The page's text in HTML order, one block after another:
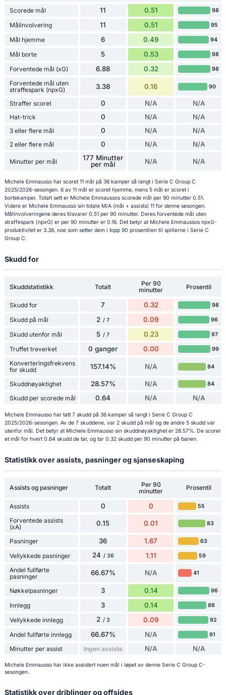
Scorede mål 11 0.51 98
Målinvolvering 11 0.51 95
Mål hjemme 6 0.49 94
Mål borte 5 0.53 98
Forventede mål (xG) 6.88 0.32 98
Forventede mål uten
straffespark (npxG)
3.38 0.16 90
Straffer scoret 0 N/A N/A
Hat-trick 0 N/A N/A
3 eller flere mål 0 N/A N/A
2 eller flere mål 0 N/A N/A
Minutter per mål
177 Minutter
per mål
N/A N/A
Michele Emmausso har scoret 11 mål på 36 kamper så langt i Serie C Group C
2025/2026-sesongen. 6 av 11 mål er scoret hjemme, mens 5 mål er scoret i
bortekamper. Totalt sett er Michele Emmaussos scorede mål per 90 minutter 0.51.
Videre er Michele Emmausso sin totale M/A (mål + assists) 11 for denne sesongen.
Målinvolveringene deres tilsvarer 0.51 per 90 minutter. Deres forventede mål uten
straffespark (npxG) er per 90 minutter er 0.16. Det betyr at Michele Emmaussos npxG-
produktivitet er 3.38, noe som setter dem i topp 90 prosentilen til spillerne i Serie C
Group C.
Skudd for
Skuddstatistikk Totalt
Per 90
minutter
Prosentil
Skudd for 7 0.32 98
Skudd på mål 2 / 7 0.09 96
Skudd utenfor mål 5 / 7 0.23 97
Truffet treverket 0 ganger 0.00 99
Konverteringsfrekvens
for skudd
157.14% N/A 84
Skuddnøyaktighet 28.57% N/A 84
Skudd per scorede mål 0.64 N/A N/A
Michele Emmausso har tatt 7 skudd på 36 kamper så langt i Serie C Group C
2025/2026-sesongen. Av de 7 skuddene, var 2 skudd på mål og de andre 5 skudd var
utenfor mål. Det betyr at Michele Emmausso sin skuddnøyaktighet er 28.57%. De scorer
et mål for hvert 0.64 skudd de tar, og tar 0.32 skudd per 90 minutter på banen.
Statistikk over assists, pasninger og sjanseskaping
Assists og pasninger Totalt
Per 90
minutter
Prosentil
Assists 0 0 55
Forventede assists
(xA)
0.15 0.01 83
Pasninger 36 1.67 63
Vellykkede pasninger 24 / 36 1.11 59
Andel fullførte
pasninger
66.67% N/A 41
Nøkkelpasninger 3 0.14 96
Innlegg 3 0.14 86
Vellykkede innlegg 2 / 3 0.09 92
Andel fullførte innlegg 66.67% N/A 91
Minutter per assist Ingen assists N/A N/A
Michele Emmausso har ikke assistert noen mål i løpet av denne Serie C Group C-
sesongen.
Statistikk over driblinger og offsides